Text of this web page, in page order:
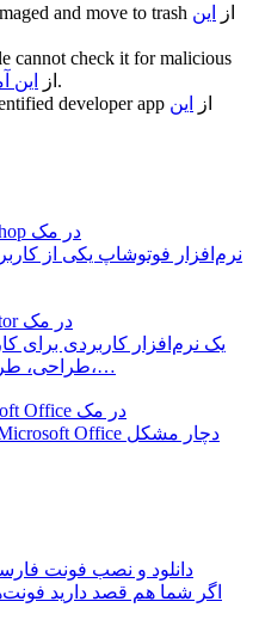
and move to trash از
این
cannot check it for malicious
از این
استفاده کنید.
developer app از
این
آموزش نصب و کرک Photoshop در مک
نرم‌افزار فوتوشاپ یکی از
آموزش نصب و کرک Illustrator در مک
طراحی، طرح‌های گرافیکی، ادیت عکس،…
آموزش نصب و کرک Microsoft Office در مک
دانلود و نصب فونت
اگر شما هم قصد دارید